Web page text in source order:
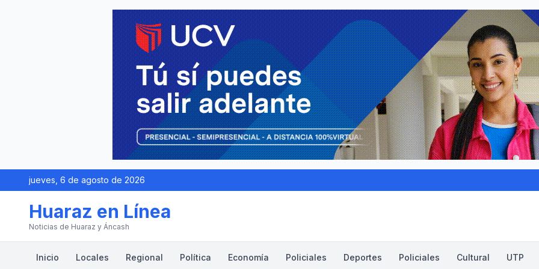
jueves, 6 de agosto de 2026
Huaraz en Línea
Noticias de Huaraz y Áncash
Inicio Locales Regional Política Economía Policiales Deportes Policiales Cultural UTP